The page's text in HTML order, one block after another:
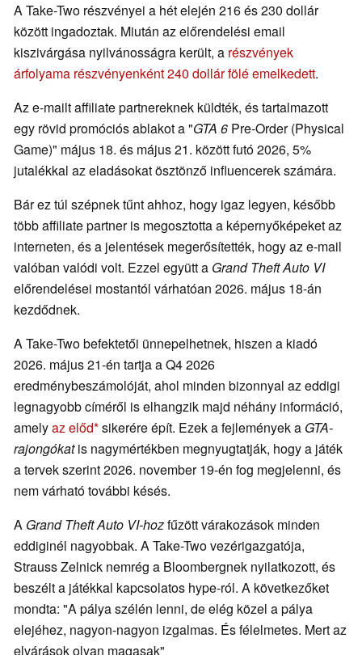
A Take-Two részvényei a hét elején 216 és 230 dollár
között ingadoztak. Miután az előrendelési email
kiszivárgása nyilvánosságra került, a részvények
árfolyama részvényenként 240 dollár fölé emelkedett.
Az e-mailt affiliate partnereknek küldték, és tartalmazott
egy rövid promóciós ablakot a "GTA 6 Pre-Order (Physical
Game)" május 18. és május 21. között futó 2026, 5%
jutalékkal az eladásokat ösztönző influencerek számára.
Bár ez túl szépnek tűnt ahhoz, hogy igaz legyen, később
több affiliate partner is megosztotta a képernyőképeket az
interneten, és a jelentések megerősítették, hogy az e-mail
valóban valódi volt. Ezzel együtt a Grand Theft Auto VI
előrendelései mostantól várhatóan 2026. május 18-án
kezdődnek.
A Take-Two befektetői ünnepelhetnek, hiszen a kiadó
2026. május 21-én tartja a Q4 2026
eredménybeszámolóját, ahol minden bizonnyal az eddigi
legnagyobb címéről is elhangzik majd néhány információ,
amelyaz előd sikerére épít. Ezek a fejlemények a GTA-
rajongókatis nagymértékben megnyugtatják, hogy a játék
a tervek szerint 2026. november 19-én fog megjelenni, és
nem várható további késés.
A Grand Theft Auto VI-hozfűzött várakozások minden
eddiginél nagyobbak. A Take-Two vezérigazgatója,
Strauss Zelnick nemrég a Bloombergnek nyilatkozott, és
beszélt a játékkal kapcsolatos hype-ról. A következőket
mondta: "A pálya szélén lenni, de elég közel a pálya
elejéhez, nagyon-nagyon izgalmas. És félelmetes. Mert az
elvárások olyan magasak"